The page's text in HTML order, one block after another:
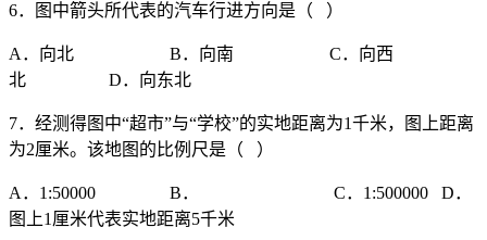
6．图中箭头所代表的汽车行进方向是（ ）
A．向北 B．向南 C．向西
北 D．向东北
7．经测得图中“超市”与“学校”的实地距离为1千米，图上距离
为2厘米。该地图的比例尺是（ ）
A．1:50000 B． C．1:500000 D．
图上1厘米代表实地距离5千米